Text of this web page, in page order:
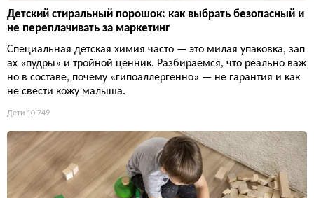
Детский стиральный порошок: как выбрать безопасный и
не переплачивать за маркетинг
Специальная детская химия часто — это милая упаковка, зап
ах «пудры» и тройной ценник. Разбираемся, что реально важ
но в составе, почему «гипоаллергенно» — не гарантия и как
не свести кожу малыша.
Дети 10 749